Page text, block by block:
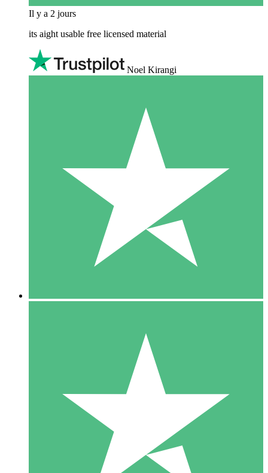
Il y a 2 jours
its aight usable free licensed material
Noel Kirangi